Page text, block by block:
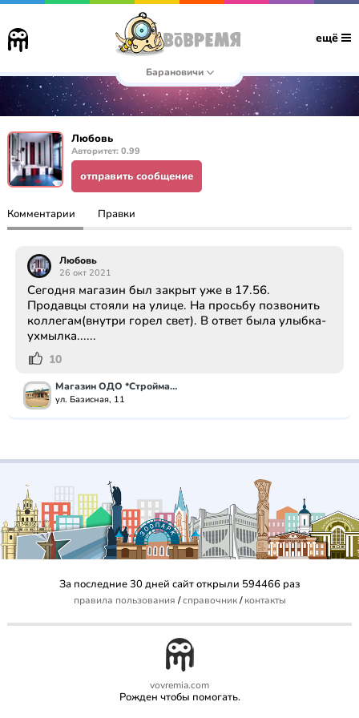
ещё
Барановичи
Любовь
Авторитет: 0.99
отправить сообщение
Комментарии Правки
Любовь
26 окт 2021
Сегодня магазин был закрыт уже в 17.56.
Продавцы стояли на улице. На просьбу позвонить
коллегам(внутри горел свет). В ответ была улыбка-
ухмылка......
10
Магазин ОДО *Стройматериалы*
ул. Базисная, 11
За последние 30 дней сайт открыли 594466 раз
правила пользования /справочник/контакты
vovremia.com
Рожден чтобы помогать.